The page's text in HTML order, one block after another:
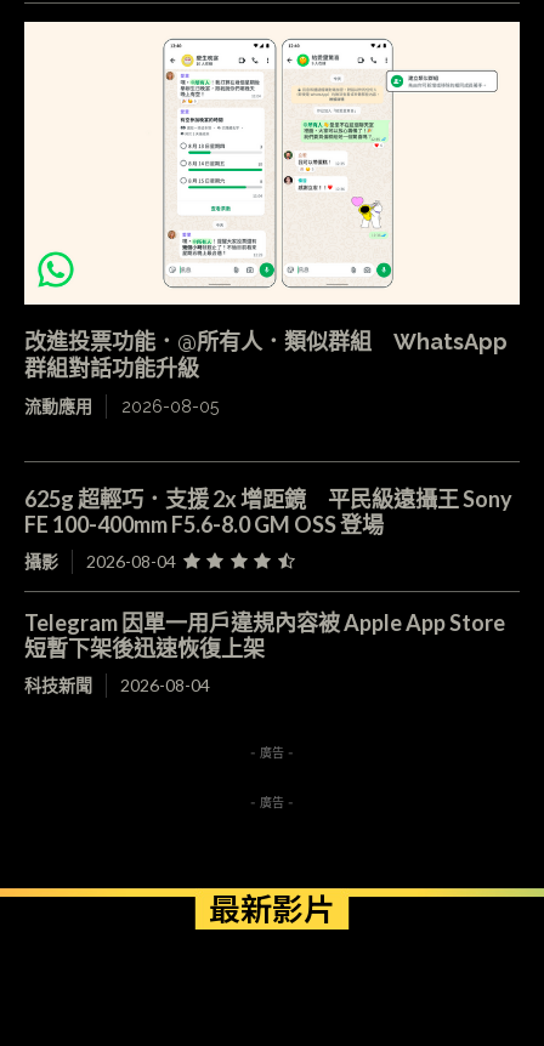
改進投票功能．@所有人．類似群組 WhatsApp
群組對話功能升級
流動應用 2026-08-05
625g 超輕巧．支援 2x 增距鏡 平民級遠攝王 Sony
FE 100-400mm F5.6-8.0 GM OSS 登場
攝影 2026-08-04
Telegram 因單一用戶違規內容被 Apple App Store
短暫下架後迅速恢復上架
科技新聞 2026-08-04
- 廣告 -
- 廣告 -
最新影片